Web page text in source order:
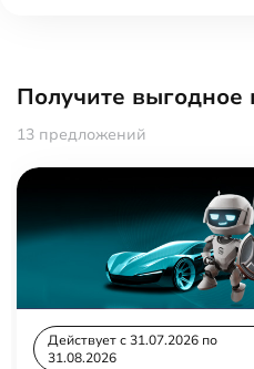
Получите
13 предложений
Действует c 31.07.2026 по
31.08.2026